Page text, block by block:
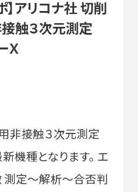
アリコナ社 切削
触３次元測定
Ｘ
非接触３次元測定
機種となります。 エ
測定～解析～合否判